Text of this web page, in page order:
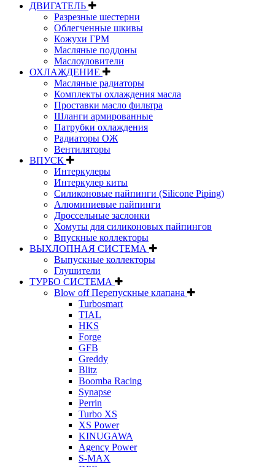
ДВИГАТЕЛЬ
Разрезные шестерни
Облегченные шкивы
Кожухи ГРМ
Масляные поддоны
Маслоуловители
ОХЛАЖДЕНИЕ
Масляные радиаторы
Комплекты охлаждения масла
Проставки масло фильтра
Шланги армированные
Патрубки охлаждения
Радиаторы ОЖ
Вентиляторы
ВПУСК
Интеркулеры
Интеркулер киты
Силиконовые пайпинги (Silicone Piping)
Алюминиевые пайпинги
Дроссельные заслонки
Хомуты для силиконовых пайпингов
Впускные коллекторы
ВЫХЛОПНАЯ СИСТЕМА
Выпускные коллекторы
Глушители
ТУРБО СИСТЕМА
Blow off Перепускные клапана
Turbosmart
TIAL
HKS
Forge
GFB
Greddy
Blitz
Boomba Racing
Synapse
Perrin
Turbo XS
XS Power
KINUGAWA
Agency Power
S-MAX